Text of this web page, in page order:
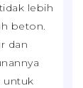
lebih
beton.
dan
untuk